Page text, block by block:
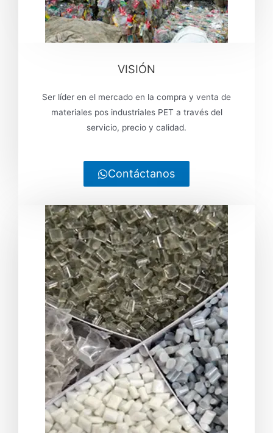
VISIÓN
Ser líder en el mercado en la compra y venta de
materiales pos industriales PET a través del
servicio, precio y calidad.
Contáctanos